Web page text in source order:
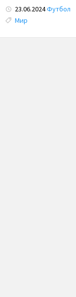
23.06.2024Футбол
Tags:
Мир